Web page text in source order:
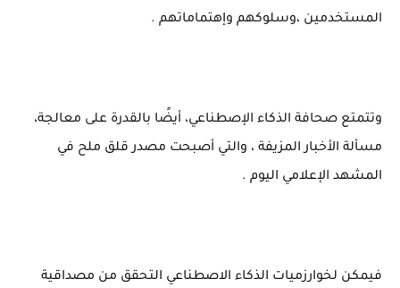
المستخدمين ،وسلوكهم وإهتماماتهم .
وتتمتع صحافة الذكاء الإصطناعي، أيضًا بالقدرة على معالجة،
مسألة الأخبار المزيفة ، والتي أصبحت مصدر قلق ملح في
المشهد الإعلامي اليوم .
فيمكن لخوارزميات الذكاء الاصطناعي التحقق من مصداقية